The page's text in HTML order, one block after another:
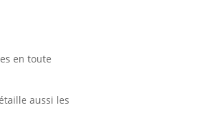
en toute
aussi les